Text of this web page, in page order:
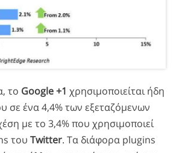
το Google +1 χρησιμοποιείται ήδη
σε ένα 4,4% των εξεταζόμενων
με το 3,4% που χρησιμοποιεί
του Twitter. Τα διάφορα plugins